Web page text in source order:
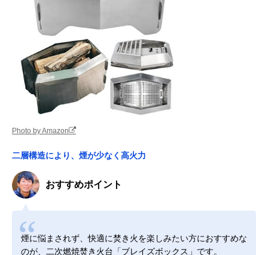
Photo by Amazon
二層構造により、煙が少なく高火力
おすすめポイント
煙に悩まされず、快適に焚き火を楽しみたい方におすすめな
のが、二次燃焼焚き火台「ブレイズボックス」です。